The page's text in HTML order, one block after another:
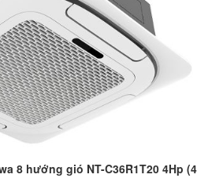
8 hướng gió NT-C36R1T20 4Hp (4